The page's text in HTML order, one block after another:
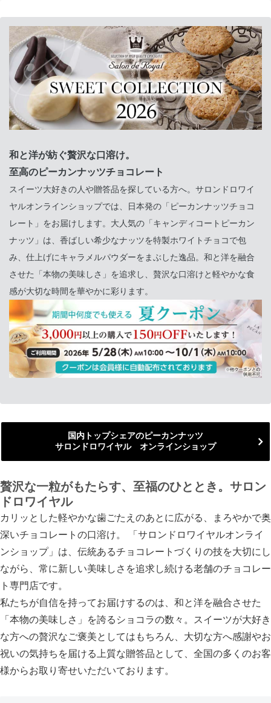
和と洋が紡ぐ贅沢な口溶け。
至高のピーカンナッツチョコレート
スイーツ大好きの人や贈答品を探している方へ。サロンドロワイ
ヤルオンラインショップでは、日本発の「ピーカンナッツチョコ
レート」をお届けします。大人気の「キャンディコートピーカン
ナッツ」は、香ばしい希少なナッツを特製ホワイトチョコで包
み、仕上げにキャラメルパウダーをまぶした逸品。和と洋を融合
させた「本物の美味しさ」を追求し、贅沢な口溶けと軽やかな食
感が大切な時間を華やかに彩ります。
国内トップシェアのピーカンナッツ
サロンドロワイヤル オンラインショップ
贅沢な一粒がもたらす、至福のひととき。サロン
ドロワイヤル
カリッとした軽やかな歯ごたえのあとに広がる、まろやかで奥
深いチョコレートの口溶け。 「サロンドロワイヤルオンライ
ンショップ」は、伝統あるチョコレートづくりの技を大切にし
ながら、常に新しい美味しさを追求し続ける老舗のチョコレー
ト専門店です。
私たちが自信を持ってお届けするのは、和と洋を融合させた
「本物の美味しさ」を誇るショコラの数々。スイーツが大好き
な方への贅沢なご褒美としてはもちろん、大切な方へ感謝やお
祝いの気持ちを届ける上質な贈答品として、全国の多くのお客
様からお取り寄せいただいております。